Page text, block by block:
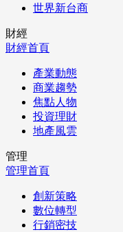
世界新台商
財經
財經首頁
產業動態
商業趨勢
焦點人物
投資理財
地產風雲
管理
管理首頁
創新策略
數位轉型
行銷密技